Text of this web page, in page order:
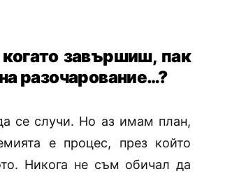
завършиш, пак
разочарование…?
се случи. Но аз имам план,
е процес, през който
Никога не съм обичал да